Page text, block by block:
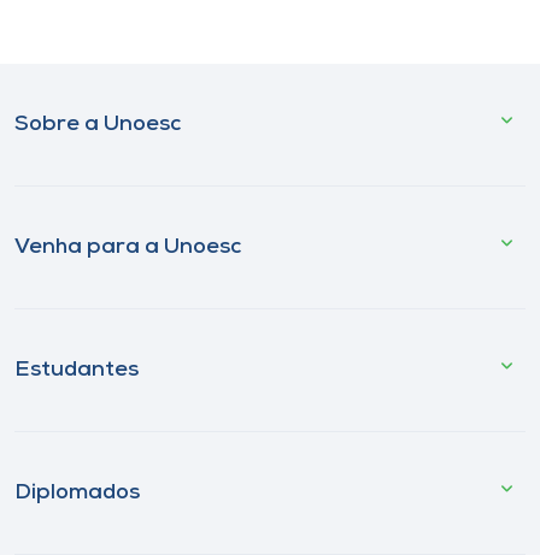
Sobre a Unoesc
Venha para a Unoesc
Estudantes
Diplomados